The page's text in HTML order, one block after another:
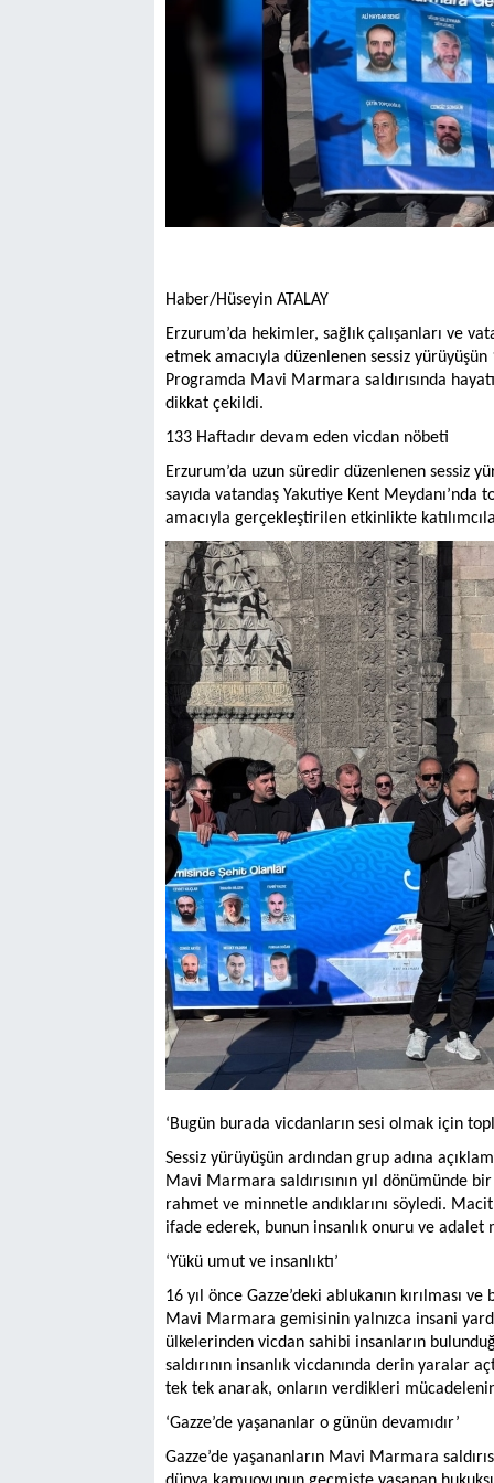
Haber/Hüseyin ATALAY
Erzurum’da hekimler, sağlık çalışanları ve
etmek amacıyla düzenlenen sessiz
Programda Mavi Marmara saldırısında
dikkat çekildi.
133 Haftadır devam eden vicdan nöbeti
Erzurum’da uzun süredir düzenlenen sessiz
sayıda vatandaş Yakutiye Kent Meydanı’nda
amacıyla gerçekleştirilen etkinlikte
‘Bugün burada vicdanların sesi olmak için
Sessiz yürüyüşün ardından grup adına
Mavi Marmara saldırısının yıl dönümünde
rahmet ve minnetle andıklarını söyledi.
ifade ederek, bunun insanlık onuru ve
‘Yükü umut ve insanlıktı’
16 yıl önce Gazze’deki ablukanın kırılması
Mavi Marmara gemisinin yalnızca insani
ülkelerinden vicdan sahibi insanların
saldırının insanlık vicdanında derin yaralar
tek tek anarak, onların verdikleri
‘Gazze’de yaşananlar o günün devamıdır’
Gazze’de yaşananların Mavi Marmara